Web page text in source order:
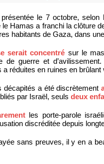
présentée le 7 octobre,
Hamas a franchi la clôture
habitants de Gaza, dans
serait concentré sur le
de guerre et
réduites en ruines en
décapités a été discrètement
par Israël, seuls deux
les porte-parole
discréditée depuis
sans preuves, il y en a